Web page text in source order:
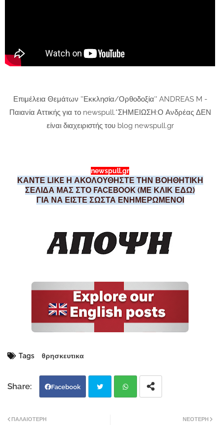
Επιμέλεια Θεμάτων ''Εκκλησία/Ορθοδοξία'' ANDREAS M -
Παιανία Αττικής για το newspull.*ΣΗΜΕΙΩΣΗ:Ο Ανδρέας ΔΕΝ
είναι διαχειριστής του blog newspull.gr
newspull.gr
ΚΑΝΤΕ LIKE Η ΑΚΟΛΟΥΘΗΣΤΕ ΤΗΝ ΒΟΗΘΗΤΙΚΗ
ΣΕΛΙΔΑ ΜΑΣ ΣΤΟ FACEBOOK (ΜΕ ΚΛΙΚ ΕΔΩ)
ΓΙΑ ΝΑ ΕΙΣΤΕ ΣΩΣΤΑ ΕΝΗΜΕΡΩΜΕΝΟΙ
Tags θρησκευτικα
Facebook
ΝΕΌΤΕΡΗ
ΠΑΛΑΙΌΤΕΡΗ